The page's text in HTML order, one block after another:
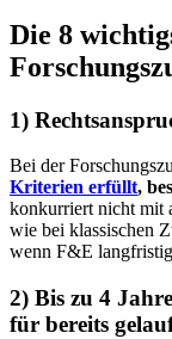
Die 8
1)
Bei der
Kriterien erfüllt,
konkurriert nicht mit
wie bei klassischen
wenn F&E
2) Bis zu 4
für bereits